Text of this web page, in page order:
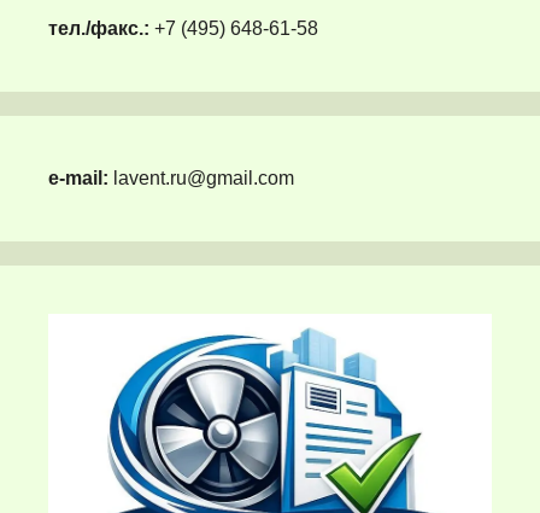
тел./факс.: +7 (495) 648-61-58
e-mail: lavent.ru@gmail.com